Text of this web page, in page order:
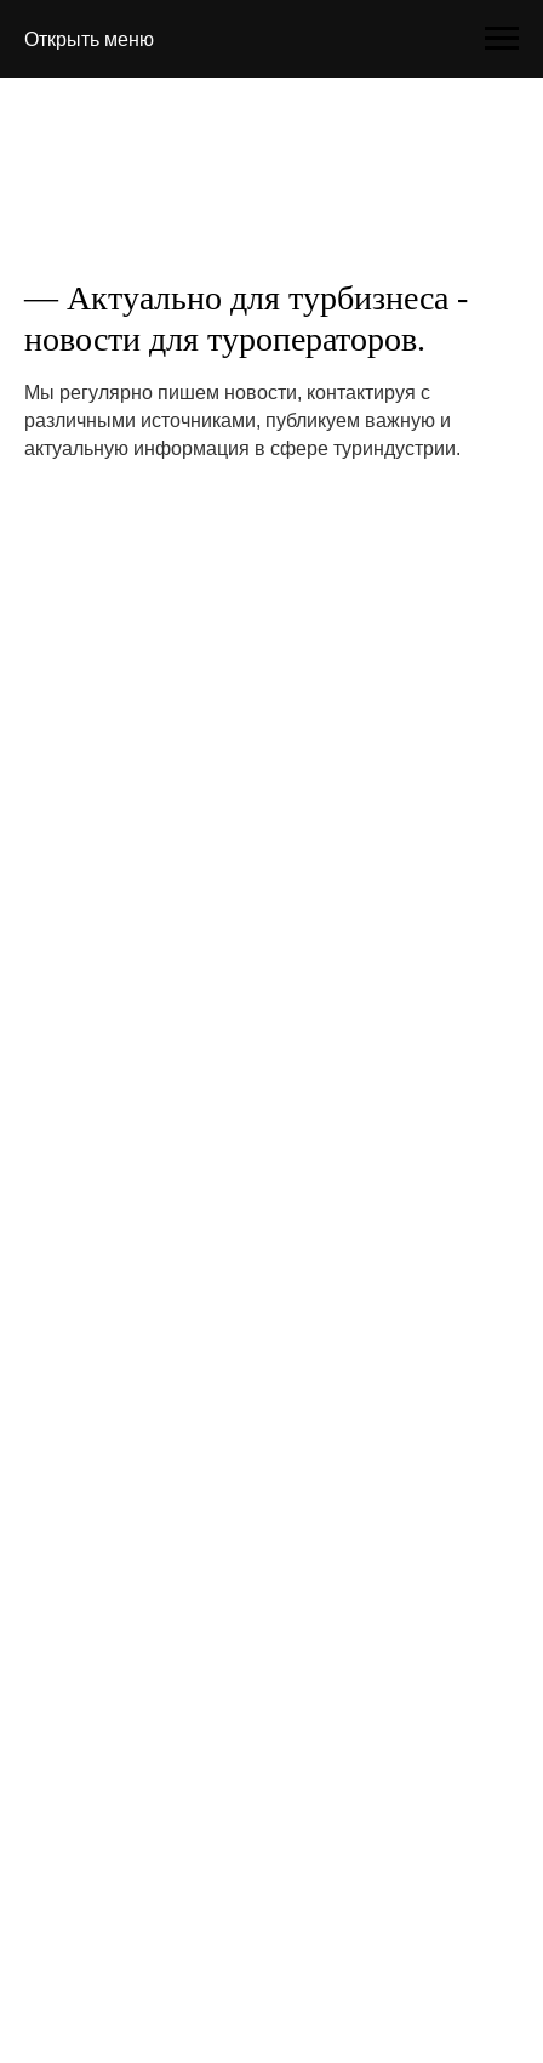
Открыть меню
— Актуально для турбизнеса -
новости для туроператоров.
Мы регулярно пишем новости, контактируя с
различными источниками, публикуем важную и
актуальную информация в сфере туриндустрии.